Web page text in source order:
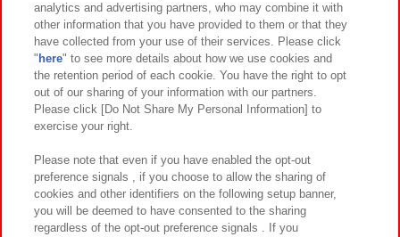
関連会社 サステナビリティ サイトポリシー
プライバシーポリシー ウェブアクセシビリティ方針と検証結果
お取引先さまとともに
カスタマーハラスメント対応方針 よくあるご質問・お問い合わせ
analytics and advertising partners, who may combine it with
other information that you have provided to them or that they
have collected from your use of their services. Please click
" here" to see more details about how we use cookies and
the retention period of each cookie. You have the right to opt
out of our sharing of your information with our partners.
Please click [Do Not Share My Personal Information] to
exercise your right.
Please note that even if you have enabled the opt-out
preference signals , if you choose to allow the sharing of
cookies and other identifiers on the following setup banner,
you will be deemed to have consented to the sharing
regardless of the opt-out preference signals . If you